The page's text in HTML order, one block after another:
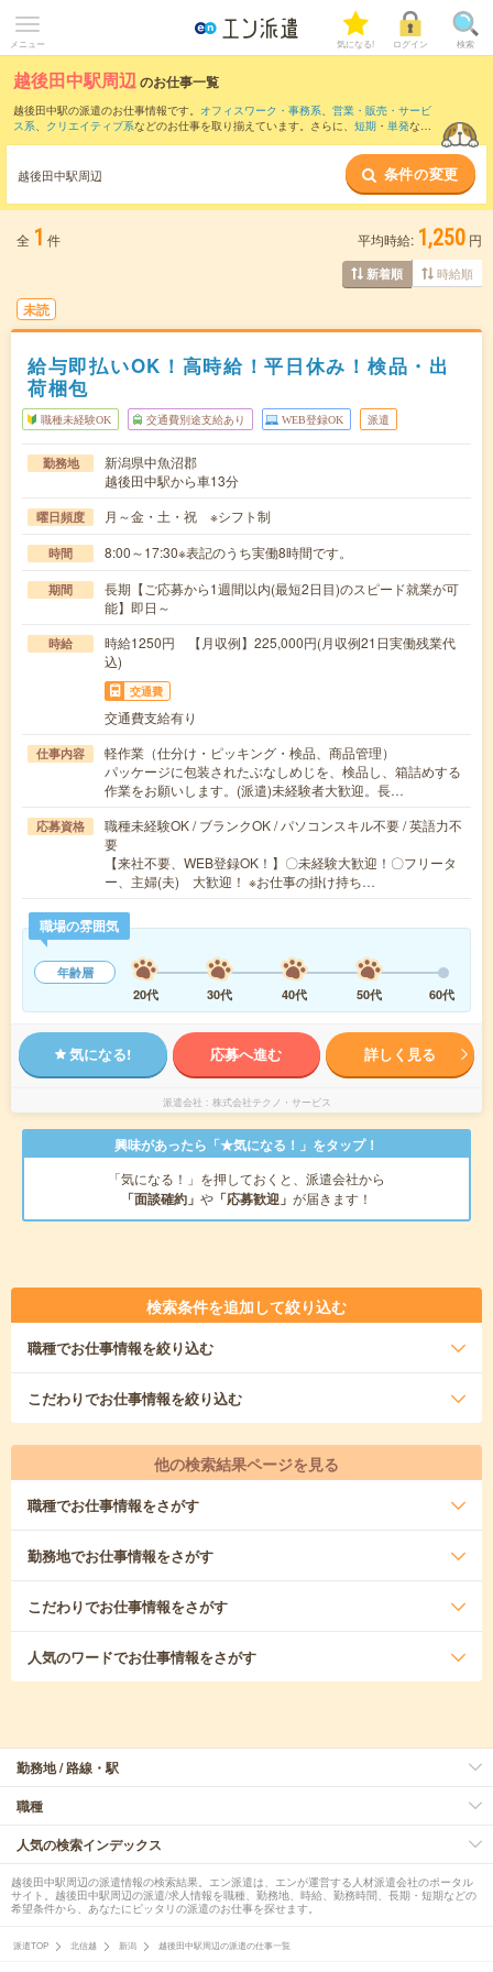
メニュー 気になる! ログイン 検索
越後田中駅周辺のお仕事一覧
越後田中駅の派遣のお仕事情報です。 オフィスワーク・事務系、 営業・販売・サービ
ス系、 クリエイティブ系などのお仕事を取り揃えています。さらに、 短期 ・ 単発など
また、越後田沢駅
など近隣駅のお仕事も
ご確認いただけます。
越後田中駅周辺 条件の変更
全 1 件 平均時給: 1,250 円
新着順 時給順
未読
給与即払いOK！高時給！平日休み！検品・出
荷梱包
職種未経験OK 交通費別途支給あり WEB登録OK 派遣
勤務地
新潟県中魚沼郡
越後田中駅から車13分
曜日頻度 月～金・土・祝 ※シフト制
時間 8:00～17:30※表記のうち実働8時間です。
期間
長期【ご応募から1週間以内(最短2日目)のスピード就業が可
能】即日～
時給
時給1250円 【月収例】225,000円(月収例21日実働残業代
込)
交通費
交通費支給有り
仕事内容
軽作業（仕分け・ピッキング・検品、商品管理）
パッケージに包装されたぶなしめじを、検品し、箱詰めする
作業をお願いします。(派遣)未経験者大歓迎。長…
応募資格
職種未経験OK / ブランクOK / パソコンスキル不要 / 英語力不
要
【来社不要、WEB登録OK！】〇未経験大歓迎！〇フリータ
ー、主婦(夫) 大歓迎！ ※お仕事の掛け持ち…
職場の雰囲気
年齢層
20代
30代 40代 50代 60代
気になる! 応募へ進む 詳しく見る
派遣会社 株式会社テクノ・サービス
興味があったら「★気になる！」をタップ！
「気になる！」を押しておくと、派遣会社から
「面談確約」 や 「応募歓迎」 が届きます！
検索条件を追加して絞り込む
職種でお仕事情報を絞り込む
こだわりでお仕事情報を絞り込む
他の検索結果ページを見る
職種でお仕事情報をさがす
勤務地でお仕事情報をさがす
こだわりでお仕事情報をさがす
人気のワードでお仕事情報をさがす
勤務地 / 路線・駅
職種
人気の検索インデックス
越後田中駅周辺の派遣情報の検索結果。エン派遣は、エンが運営する人材派遣会社のポータル
サイト。越後田中駅周辺の派遣/求人情報を職種、勤務地、時給、勤務時間、長期・短期などの
希望条件から、あなたにピッタリの派遣のお仕事を探せます。
派遣TOP 北信越 新潟 越後田中駅周辺の派遣の仕事一覧